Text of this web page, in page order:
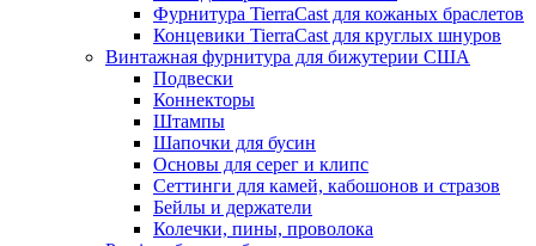
Фурнитура TierraCast для кожаных браслетов
Концевики TierraCast для круглых шнуров
Винтажная фурнитура для бижутерии США
Подвески
Коннекторы
Штампы
Шапочки для бусин
Основы для серег и клипс
Сеттинги для камей, кабошонов и стразов
Бейлы и держатели
Колечки, пины, проволока